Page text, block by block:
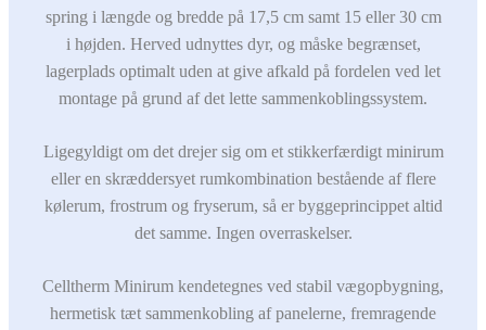
spring i længde og bredde på 17,5 cm samt 15 eller 30 cm
i højden. Herved udnyttes dyr, og måske begrænset,
lagerplads optimalt uden at give afkald på fordelen ved let
montage på grund af det lette sammenkoblingssystem.​
Ligegyldigt om det drejer sig om et stikkerfærdigt minirum
eller en skræddersyet rumkombination bestående af flere
kølerum, frostrum og fryserum, så er byggeprincippet altid
det samme. Ingen overraskelser.​
Celltherm Minirum kendetegnes ved stabil vægopbygning,
hermetisk tæt sammenkobling af panelerne, fremragende